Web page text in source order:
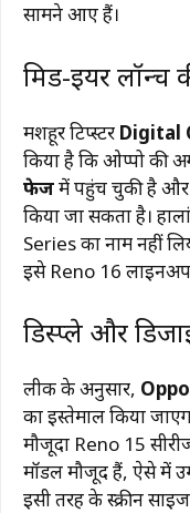
सामने आए हैं।
मिड-ईयर लॉन्च
मशहूर टिप्स्टर Digital
किया है कि ओप्पो की
फेजमें पहुंच चुकी है
किया जा सकता है।
Series का नाम नहीं
इसे Reno 16 लाइनअप
डिस्प्ले और
लीक के अनुसार,
का इस्तेमाल किया
मौजूदा Reno 15
मॉडल मौजूद हैं, ऐसे में
इसी तरह के स्क्रीन